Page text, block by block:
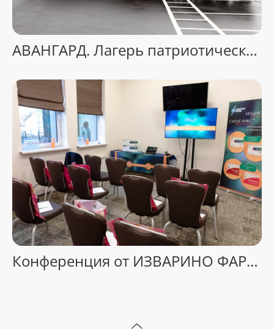
АВАНГАРД. Лагерь патриотического воспитания. Москва
Конференция от ИЗВАРИНО ФАРМА. Софрино, МО